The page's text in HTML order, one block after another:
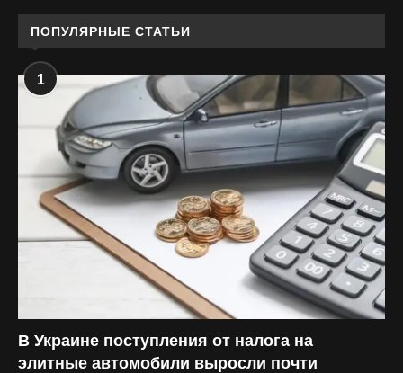
ПОПУЛЯРНЫЕ СТАТЬИ
1
В Украине поступления от налога на
элитные автомобили выросли почти